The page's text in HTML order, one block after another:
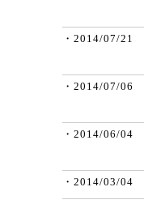
・2014/07/21
・2014/07/06
・2014/06/04
・2014/03/04